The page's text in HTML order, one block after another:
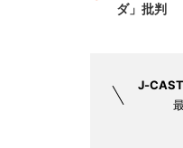
ダ」批判
J-